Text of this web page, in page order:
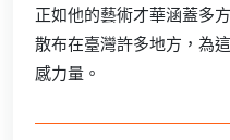
正如他的藝術才華涵蓋多
散布在臺灣許多地方，為
感力量。